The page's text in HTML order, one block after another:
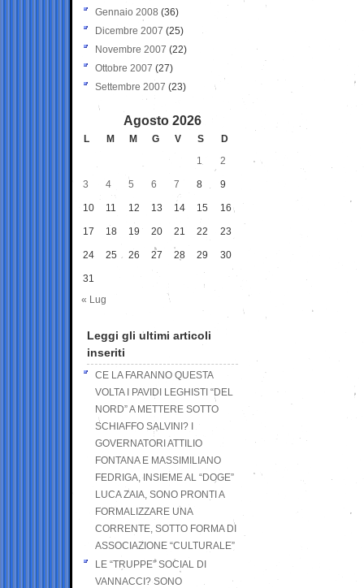
Gennaio 2008 (36)
Dicembre 2007 (25)
Novembre 2007 (22)
Ottobre 2007 (27)
Settembre 2007 (23)
Agosto 2026
L M M G V S
D
1
2
3 4 5 6 7 8 9
10 11 12 13 14 15 16
17 18 19 20 21 22 23
24 25 26 27 28 29 30
31
« Lug
Leggi gli ultimi articoli
inseriti
CE LA FARANNO QUESTA
VOLTA I PAVIDI LEGHISTI “DEL
NORD” A METTERE SOTTO
SCHIAFFO SALVINI? I
GOVERNATORI ATTILIO
FONTANA E MASSIMILIANO
FEDRIGA, INSIEME AL “DOGE”
LUCA ZAIA, SONO PRONTI A
FORMALIZZARE UNA
CORRENTE, SOTTO FORMA DI
ASSOCIAZIONE “CULTURALE”
LE “TRUPPE” SOCIAL DI
VANNACCI? SONO